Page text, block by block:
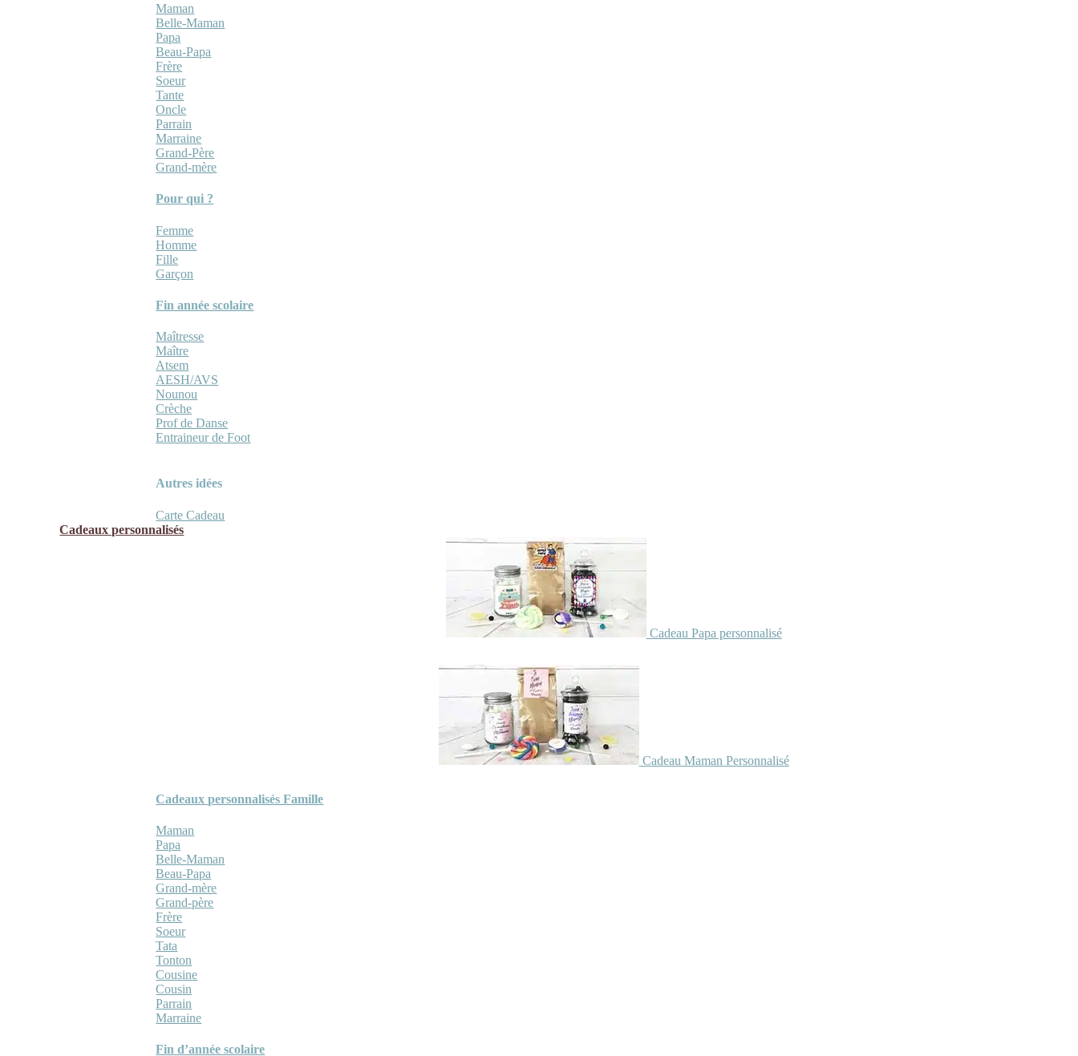
Maman
Belle-Maman
Papa
Beau-Papa
Frère
Soeur
Tante
Oncle
Parrain
Marraine
Grand-Père
Grand-mère
Pour qui ?
Femme
Homme
Fille
Garçon
Fin année scolaire
Maîtresse
Maître
Atsem
AESH/AVS
Nounou
Crèche
Prof de Danse
Entraineur de Foot
Autres idées
Carte Cadeau
Cadeaux personnalisés
Cadeau Papa personnalisé
Cadeau Maman Personnalisé
Cadeaux personnalisés Famille
Maman
Papa
Belle-Maman
Beau-Papa
Grand-mère
Grand-père
Frère
Soeur
Tata
Tonton
Cousine
Cousin
Parrain
Marraine
Fin d’année scolaire